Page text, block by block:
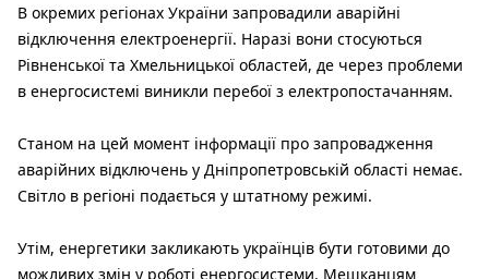
В окремих регіонах України запровадили аварійні
відключення електроенергії. Наразі вони стосуються
Рівненської та Хмельницької областей, де через проблеми
в енергосистемі виникли перебої з електропостачанням.
Станом на цей момент інформації про запровадження
аварійних відключень у Дніпропетровській області немає.
Світло в регіоні подається у штатному режимі.
Утім, енергетики закликають українців бути готовими до
можливих змін у роботі енергосистеми. Мешканцям